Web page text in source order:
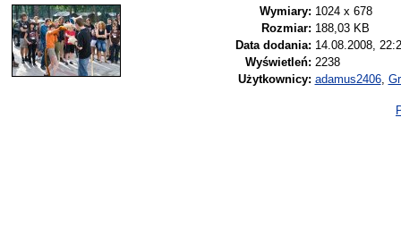
Wymiary: 1024 x 678
Rozmiar: 188,03 KB
Data dodania: 14.08.2008,
Wyświetleń: 2238
Użytkownicy: adamus2406,